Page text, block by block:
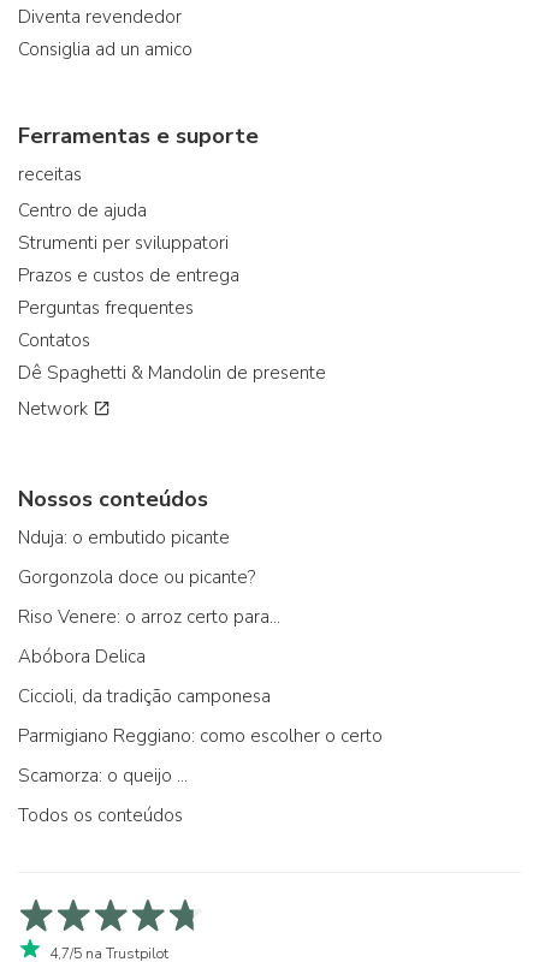
Diventa revendedor
Consiglia ad un amico
Ferramentas e suporte
receitas
Centro de ajuda
Strumenti per sviluppatori
Prazos e custos de entrega
Perguntas frequentes
Contatos
Dê Spaghetti & Mandolin de presente
Network
Nossos conteúdos
Nduja: o embutido picante
Gorgonzola doce ou picante?
Riso Venere: o arroz certo para...
Abóbora Delica
Ciccioli, da tradição camponesa
Parmigiano Reggiano: como escolher o certo
Scamorza: o queijo ...
Todos os conteúdos
4,7/5 na Trustpilot